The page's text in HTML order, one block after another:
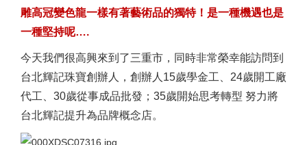
雕高冠變色龍一樣有著藝術品的獨特！是一種機遇也是
一種堅持呢….
今天我們很高興來到了三重市，同時非常榮幸能訪問到
台北輝記珠寶創辦人，創辦人15歲學金工、24歲開工廠
代工、30歲從事成品批發；35歲開始思考轉型 努力將
台北輝記提升為品牌概念店。